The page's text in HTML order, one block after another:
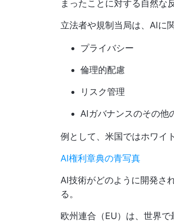
まったことに対する自然な
立法者や規制当局は、AIに
プライバシー
倫理的配慮
リスク管理
AIガバナンスのその他
例として、米国ではホワイ
AI権利章典の青写真
AI技術がどのように開発さ
る。
欧州連合（EU）は、世界